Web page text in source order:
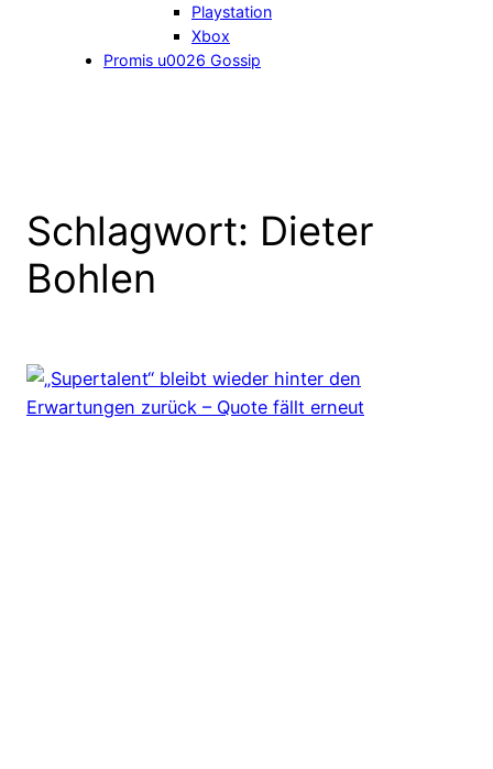
Playstation
Xbox
Promis u0026 Gossip
Schlagwort: Dieter
Bohlen